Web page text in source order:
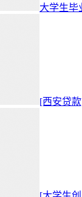
大学生毕
[西安贷